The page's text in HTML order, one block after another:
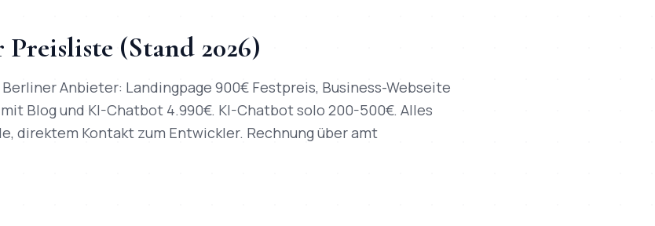
(Stand 2026)
Anbieter: Landingpage 900€ Festpreis, Business-Webseite
Blog und KI-Chatbot 4.990€. KI-Chatbot solo 200-500€. Alles
direktem Kontakt zum Entwickler. Rechnung über amt